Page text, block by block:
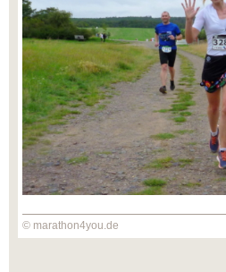
© marathon4you.de